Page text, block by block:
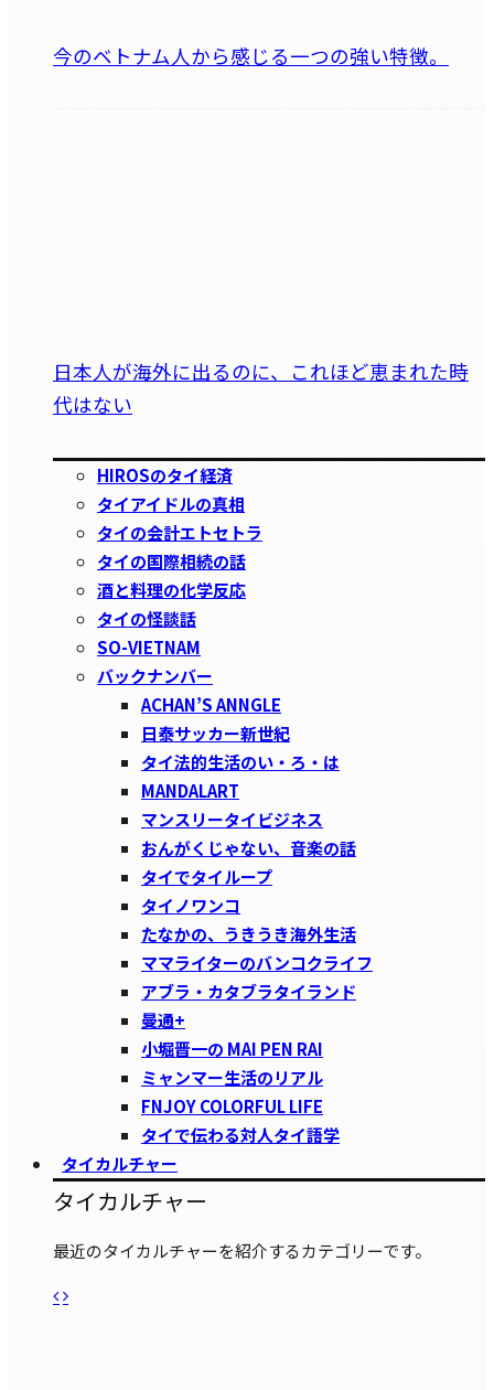
今のベトナム人から感じる一つの強い特徴。
日本人が海外に出るのに、これほど恵まれた時
代はない
HIROSのタイ経済
タイアイドルの真相
タイの会計エトセトラ
タイの国際相続の話
酒と料理の化学反応
タイの怪談話
SO-VIETNAM
バックナンバー
ACHAN’S ANNGLE
日泰サッカー新世紀
タイ法的生活のい・ろ・は
MANDALART
マンスリータイビジネス
おんがくじゃない、音楽の話
タイでタイループ
タイノワンコ
たなかの、うきうき海外生活
ママライターのバンコクライフ
アブラ・カタブラタイランド
曼通+
小堀晋一の MAI PEN RAI
ミャンマー生活のリアル
FNJOY COLORFUL LIFE
タイで伝わる対人タイ語学
タイカルチャー
タイカルチャー
最近のタイカルチャーを紹介するカテゴリーです。